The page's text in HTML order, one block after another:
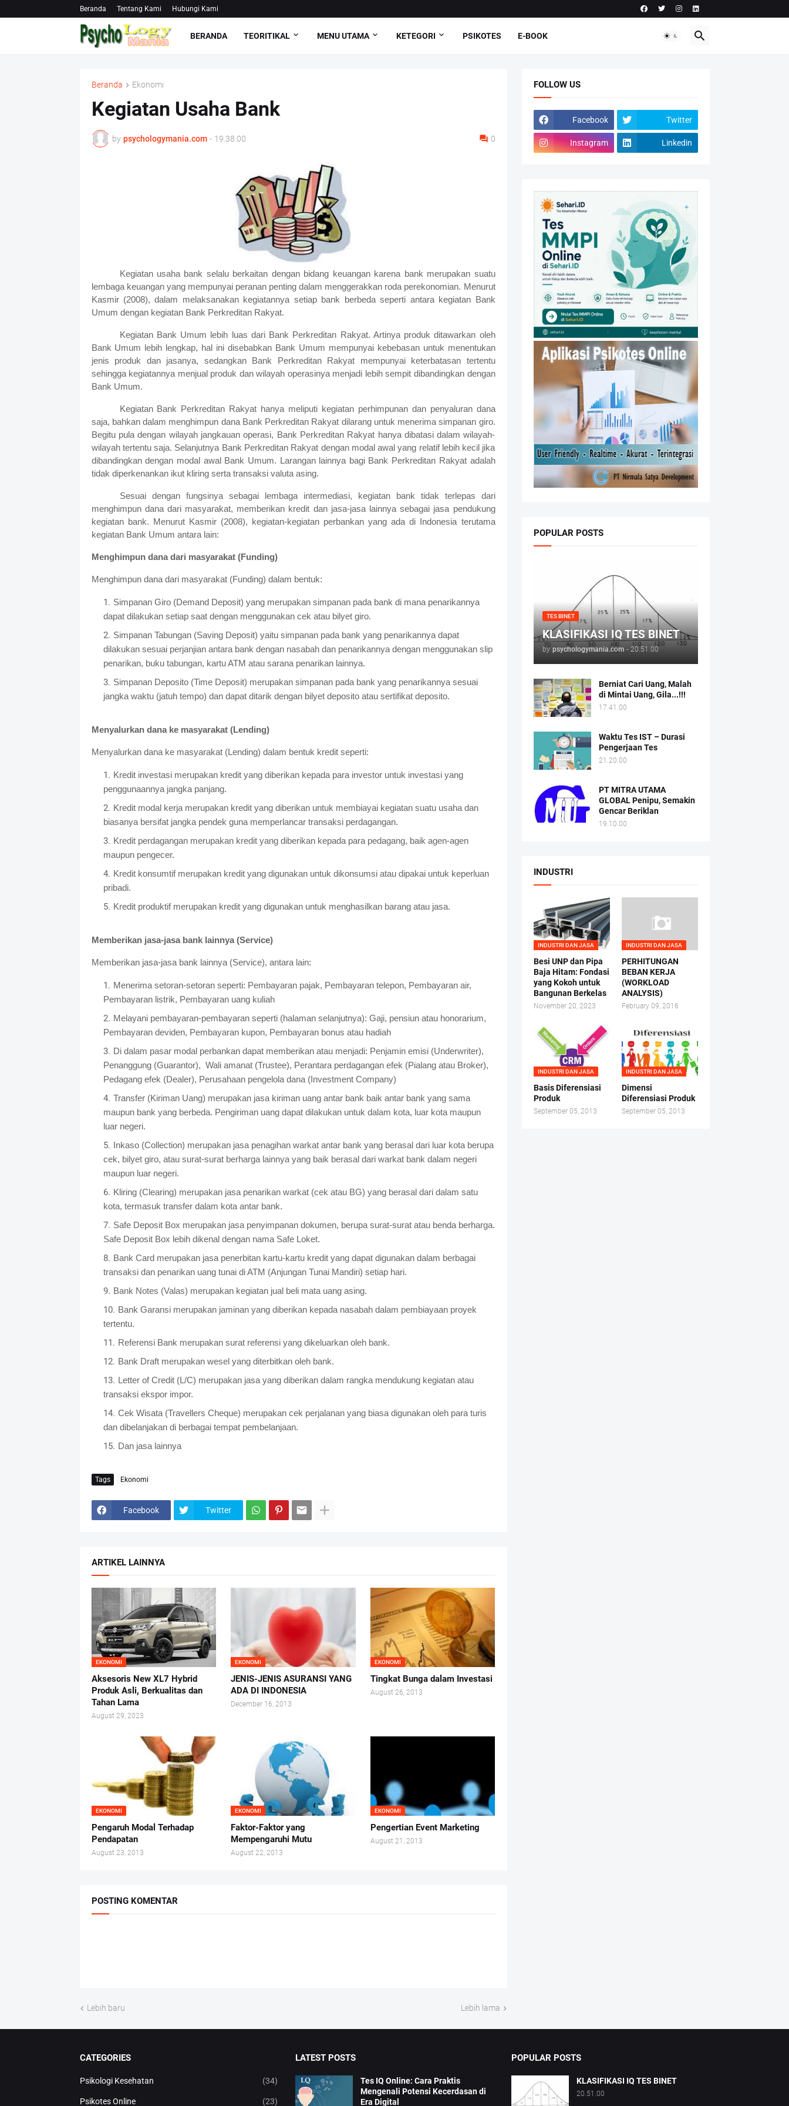
Beranda Tentang Kami Hubungi Kami
BERANDA TEORITIKAL MENU UTAMA KETEGORI PSIKOTES E-BOOK
Beranda Ekonomi
Kegiatan Usaha Bank
by psychologymania.com - 19.38.00 0
Kegiatan usaha bank selalu berkaitan dengan bidang keuangan karena bank merupakan suatu
lembaga keuangan yang mempunyai peranan penting dalam menggerakkan roda perekonomian. Menurut
Kasmir (2008), dalam melaksanakan kegiatannya setiap bank berbeda seperti antara kegiatan Bank
Umum dengan kegiatan Bank Perkreditan Rakyat.
Kegiatan Bank Umum lebih luas dari Bank Perkreditan Rakyat. Artinya produk ditawarkan oleh
Bank Umum lebih lengkap, hal ini disebabkan Bank Umum mempunyai kebebasan untuk menentukan
jenis produk dan jasanya, sedangkan Bank Perkreditan Rakyat mempunyai keterbatasan tertentu
sehingga kegiatannya menjual produk dan wilayah operasinya menjadi lebih sempit dibandingkan dengan
Bank Umum.
Kegiatan Bank Perkreditan Rakyat hanya meliputi kegiatan perhimpunan dan penyaluran dana
saja, bahkan dalam menghimpun dana Bank Perkreditan Rakyat dilarang untuk menerima simpanan giro.
Begitu pula dengan wilayah jangkauan operasi, Bank Perkreditan Rakyat hanya dibatasi dalam wilayah-
wilayah tertentu saja. Selanjutnya Bank Perkreditan Rakyat dengan modal awal yang relatif lebih kecil jika
dibandingkan dengan modal awal Bank Umum. Larangan lainnya bagi Bank Perkreditan Rakyat adalah
tidak diperkenankan ikut kliring serta transaksi valuta asing.
Sesuai dengan fungsinya sebagai lembaga intermediasi, kegiatan bank tidak terlepas dari
menghimpun dana dari masyarakat, memberikan kredit dan jasa-jasa lainnya sebagai jasa pendukung
kegiatan bank. Menurut Kasmir (2008), kegiatan-kegiatan perbankan yang ada di Indonesia terutama
kegiatan Bank Umum antara lain:
Menghimpun dana dari masyarakat (Funding)
Menghimpun dana dari masyarakat (Funding) dalam bentuk:
Simpanan Giro (Demand Deposit) yang merupakan simpanan pada bank di mana penarikannya
dapat dilakukan setiap saat dengan menggunakan cek atau bilyet giro.
Simpanan Tabungan (Saving Deposit) yaitu simpanan pada bank yang penarikannya dapat
dilakukan sesuai perjanjian antara bank dengan nasabah dan penarikannya dengan menggunakan slip
penarikan, buku tabungan, kartu ATM atau sarana penarikan lainnya.
Simpanan Deposito (Time Deposit) merupakan simpanan pada bank yang penarikannya sesuai
jangka waktu (jatuh tempo) dan dapat ditarik dengan bilyet deposito atau sertifikat deposito.
Menyalurkan dana ke masyarakat (Lending)
Menyalurkan dana ke masyarakat (Lending) dalam bentuk kredit seperti:
Kredit investasi merupakan kredit yang diberikan kepada para investor untuk investasi yang
penggunaannya jangka panjang.
Kredit modal kerja merupakan kredit yang diberikan untuk membiayai kegiatan suatu usaha dan
biasanya bersifat jangka pendek guna memperlancar transaksi perdagangan.
Kredit perdagangan merupakan kredit yang diberikan kepada para pedagang, baik agen-agen
maupun pengecer.
Kredit konsumtif merupakan kredit yang digunakan untuk dikonsumsi atau dipakai untuk keperluan
pribadi.
Kredit produktif merupakan kredit yang digunakan untuk menghasilkan barang atau jasa.
Memberikan jasa-jasa bank lainnya (Service)
Memberikan jasa-jasa bank lainnya (Service), antara lain:
Menerima setoran-setoran seperti: Pembayaran pajak, Pembayaran telepon, Pembayaran air,
Pembayaran listrik, Pembayaran uang kuliah
Melayani pembayaran-pembayaran seperti (halaman selanjutnya): Gaji, pensiun atau honorarium,
Pembayaran deviden, Pembayaran kupon, Pembayaran bonus atau hadiah
Di dalam pasar modal perbankan dapat memberikan atau menjadi: Penjamin emisi (Underwriter),
Penanggung (Guarantor), Wali amanat (Trustee), Perantara perdagangan efek (Pialang atau Broker),
Pedagang efek (Dealer), Perusahaan pengelola dana (Investment Company)
Transfer (Kiriman Uang) merupakan jasa kiriman uang antar bank baik antar bank yang sama
maupun bank yang berbeda. Pengiriman uang dapat dilakukan untuk dalam kota, luar kota maupun
luar negeri.
Inkaso (Collection) merupakan jasa penagihan warkat antar bank yang berasal dari luar kota berupa
cek, bilyet giro, atau surat-surat berharga lainnya yang baik berasal dari warkat bank dalam negeri
maupun luar negeri.
Kliring (Clearing) merupakan jasa penarikan warkat (cek atau BG) yang berasal dari dalam satu
kota, termasuk transfer dalam kota antar bank.
Safe Deposit Box merupakan jasa penyimpanan dokumen, berupa surat-surat atau benda berharga.
Safe Deposit Box lebih dikenal dengan nama Safe Loket.
Bank Card merupakan jasa penerbitan kartu-kartu kredit yang dapat digunakan dalam berbagai
transaksi dan penarikan uang tunai di ATM (Anjungan Tunai Mandiri) setiap hari.
Bank Notes (Valas) merupakan kegiatan jual beli mata uang asing.
Bank Garansi merupakan jaminan yang diberikan kepada nasabah dalam pembiayaan proyek
tertentu.
Referensi Bank merupakan surat referensi yang dikeluarkan oleh bank.
Bank Draft merupakan wesel yang diterbitkan oleh bank.
Letter of Credit (L/C) merupakan jasa yang diberikan dalam rangka mendukung kegiatan atau
transaksi ekspor impor.
Cek Wisata (Travellers Cheque) merupakan cek perjalanan yang biasa digunakan oleh para turis
dan dibelanjakan di berbagai tempat pembelanjaan.
Dan jasa lainnya
Tags Ekonomi
Facebook Twitter
ARTIKEL LAINNYA
EKONOMI
Aksesoris New XL7 Hybrid
Produk Asli, Berkualitas dan
Tahan Lama
August 29, 2023
EKONOMI
JENIS-JENIS ASURANSI YANG
ADA DI INDONESIA
December 16, 2013
EKONOMI
Tingkat Bunga dalam Investasi
August 26, 2013
EKONOMI
Pengaruh Modal Terhadap
Pendapatan
August 23, 2013
EKONOMI
Faktor-Faktor yang
Mempengaruhi Mutu
August 22, 2013
EKONOMI
Pengertian Event Marketing
August 21, 2013
POSTING KOMENTAR
Lebih baru Lebih lama
FOLLOW US
Facebook Twitter
Instagram Linkedin
POPULAR POSTS
TES BINET
KLASIFIKASI IQ TES BINET
by psychologymania.com - 20.51.00
Berniat Cari Uang, Malah
di Mintai Uang, Gila...!!!
17.41.00
Waktu Tes IST – Durasi
Pengerjaan Tes
21.20.00
PT MITRA UTAMA
GLOBAL Penipu, Semakin
Gencar Beriklan
19.10.00
INDUSTRI
INDUSTRI DAN JASA
Besi UNP dan Pipa
Baja Hitam: Fondasi
yang Kokoh untuk
Bangunan Berkelas
November 20, 2023
INDUSTRI DAN JASA
PERHITUNGAN
BEBAN KERJA
(WORKLOAD
ANALYSIS)
February 09, 2016
INDUSTRI DAN JASA
Basis Diferensiasi
Produk
September 05, 2013
INDUSTRI DAN JASA
Dimensi
Diferensiasi Produk
September 05, 2013
CATEGORIES
Psikologi Kesehatan (34)
Psikotes Online (23)
LATEST POSTS
Tes IQ Online: Cara Praktis
Mengenali Potensi Kecerdasan di
Era Digital
POPULAR POSTS
KLASIFIKASI IQ TES BINET
20.51.00